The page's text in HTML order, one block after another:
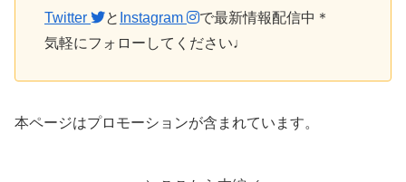
Twitter と Instagram
で最新情報配信中＊
気軽にフォローしてください♩
本ページはプロモーションが含まれています。